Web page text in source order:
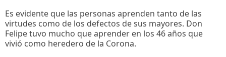
Es evidente que las personas aprenden tanto de las
virtudes como de los defectos de sus mayores. Don
Felipe tuvo mucho que aprender en los 46 años que
vivió como heredero de la Corona.